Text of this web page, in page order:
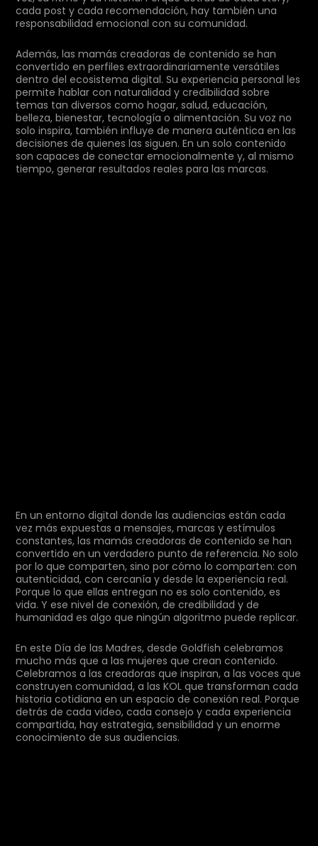
cada post y cada recomendación, hay también una
responsabilidad emocional con su comunidad.
Además, las mamás creadoras de contenido se han
convertido en perfiles extraordinariamente versátiles
dentro del ecosistema digital. Su experiencia personal les
permite hablar con naturalidad y credibilidad sobre
temas tan diversos como hogar, salud, educación,
belleza, bienestar, tecnología o alimentación. Su voz no
solo inspira, también influye de manera auténtica en las
decisiones de quienes las siguen. En un solo contenido
son capaces de conectar emocionalmente y, al mismo
tiempo, generar resultados reales para las marcas.
En un entorno digital donde las audiencias están cada
vez más expuestas a mensajes, marcas y estímulos
constantes, las mamás creadoras de contenido se han
convertido en un verdadero punto de referencia. No solo
por lo que comparten, sino por cómo lo comparten: con
autenticidad, con cercanía y desde la experiencia real.
Porque lo que ellas entregan no es solo contenido, es
vida. Y ese nivel de conexión, de credibilidad y de
humanidad es algo que ningún algoritmo puede replicar.
En este Día de las Madres, desde Goldfish celebramos
mucho más que a las mujeres que crean contenido.
Celebramos a las creadoras que inspiran, a las voces que
construyen comunidad, a las KOL que transforman cada
historia cotidiana en un espacio de conexión real. Porque
detrás de cada video, cada consejo y cada experiencia
compartida, hay estrategia, sensibilidad y un enorme
conocimiento de sus audiencias.